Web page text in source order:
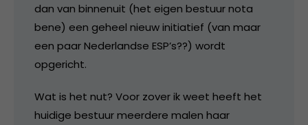
dan van binnenuit (het eigen bestuur nota
bene) een geheel nieuw initiatief (van maar
een paar Nederlandse ESP’s??) wordt
opgericht.
Wat is het nut? Voor zover ik weet heeft het
huidige bestuur meerdere malen haar